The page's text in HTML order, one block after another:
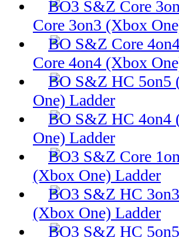
Core 3on3 (Xbox
Core 4on4 (Xbox
One) Ladder
One) Ladder
(Xbox One) Ladder
(Xbox One) Ladder